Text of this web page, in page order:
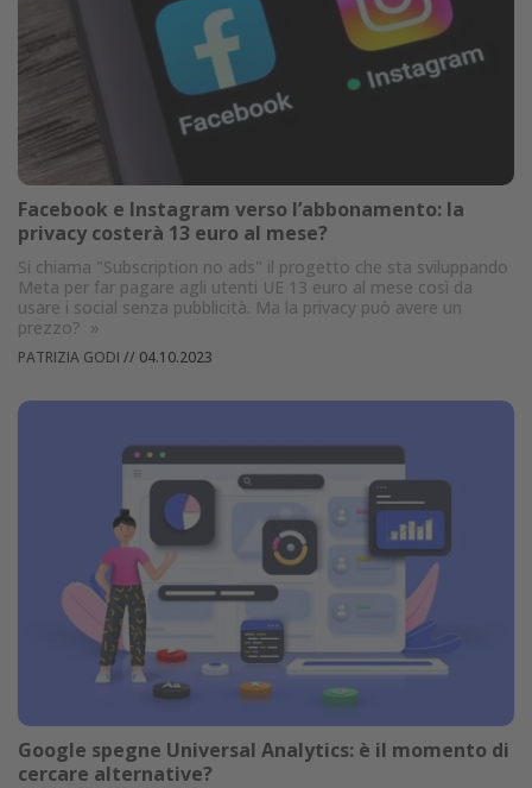
Facebook e Instagram verso l’abbonamento: la
privacy costerà 13 euro al mese?
Si chiama "Subscription no ads" il progetto che sta sviluppando
Meta per far pagare agli utenti UE 13 euro al mese così da
usare i social senza pubblicità. Ma la privacy può avere un
prezzo? »
PATRIZIA GODI // 04.10.2023
Google spegne Universal Analytics: è il momento di
cercare alternative?